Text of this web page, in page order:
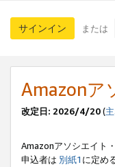
サインイン または
Amazonア
改定日: 2026/4/20(
Amazonアソシエイト
申込者は 別紙1 に定め